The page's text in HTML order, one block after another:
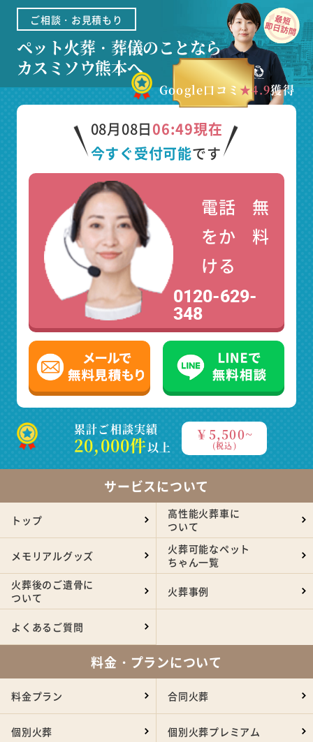
ご相談・お見積もり
ペット火葬・葬儀のことなら
カスミソウ熊本へ
08月08日06:49現在
今すぐ受付可能です
電話
をか
ける
無
料
0120-629-
348
Google口コミ★4.9獲得
累計ご相談実績
20,000件以上
￥5,500~
(税込)
サービスについて
トップ
高性能火葬車に
ついて
メモリアルグッズ
火葬可能なペット
ちゃん一覧
火葬後のご遺骨に
ついて
火葬事例
よくあるご質問
料金・プランについて
料金プラン 合同火葬
個別火葬 個別火葬プレミアム